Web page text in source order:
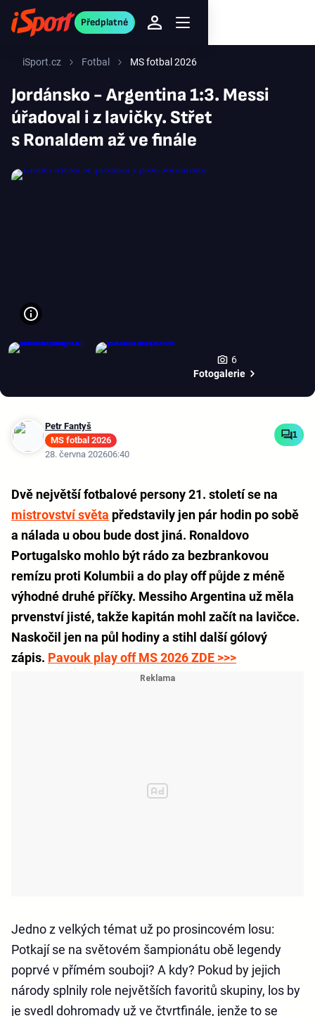
Předplatné
iSport.cz Fotbal MS fotbal 2026
Jordánsko - Argentina 1:3. Messi
úřadoval i z lavičky. Střet
s Ronaldem až ve finále
6
Fotogalerie
Petr Fantyš
MS fotbal 2026
28. června 202606:40
1
Dvě největší fotbalové persony 21. století se na
mistrovství světa představily jen pár hodin po sobě
a nálada u obou bude dost jiná. Ronaldovo
Portugalsko mohlo být rádo za bezbrankovou
remízu proti Kolumbii a do play off půjde z méně
výhodné druhé příčky. Messiho Argentina už měla
prvenství jisté, takže kapitán mohl začít na lavičce.
Naskočil jen na půl hodiny a stihl další gólový
zápis. Pavouk play off MS 2026 ZDE >>>
Jedno z velkých témat už po prosincovém losu:
Potkají se na světovém šampionátu obě legendy
poprvé v přímém souboji? A kdy? Pokud by jejich
národy splnily role největších favoritů skupiny, los by
je svedl dohromady už ve čtvrtfinále, jenže to se